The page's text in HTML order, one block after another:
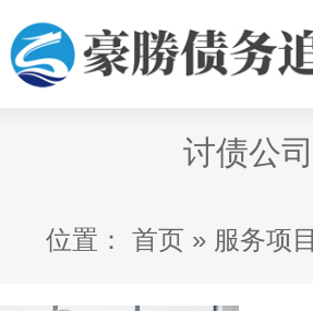
讨债公司
位置： 首页 » 服务项目